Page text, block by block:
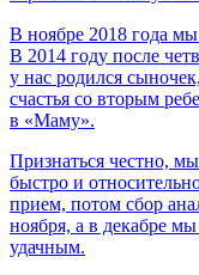
В ноябре 2018 года
В 2014 году после
у нас родился
счастья со вторым
в «Маму».
Признаться честно,
быстро и
прием, потом сбор
ноября, а в декабре
удачным.